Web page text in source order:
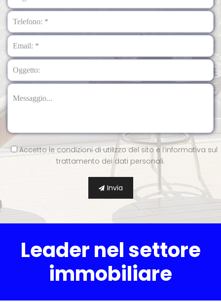
Accetto le condizioni di utilizzo del sito e l’informativa sul
trattamento dei dati personali.
Invia
Leader nel settore
immobiliare